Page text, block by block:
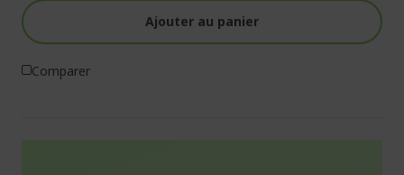
Ajouter au panier
Comparer